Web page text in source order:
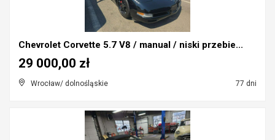
Chevrolet Corvette 5.7 V8 / manual / niski przebie...
Wrocław/ dolnośląskie 77 dni
29 000,00 zł